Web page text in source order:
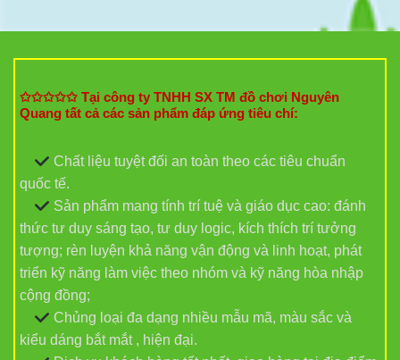
✩✩✩✩✩ Tại công ty TNHH SX TM đồ chơi Nguyên
Quang tất cả các sản phẩm đáp ứng tiêu chí:
Chất liệu tuyệt đối an toàn theo các tiêu chuẩn
quốc tế.
Sản phẩm mang tính trí tuệ và giáo dục cao: đánh
thức tư duy sáng tạo, tư duy logic, kích thích trí tưởng
tượng; rèn luyện khả năng vận động và linh hoạt, phát
triển kỹ năng làm việc theo nhóm và kỹ năng hòa nhập
cộng đồng;
Chủng loại đa dạng nhiều mẫu mã, màu sắc và
kiểu dáng bắt mắt , hiện đại.